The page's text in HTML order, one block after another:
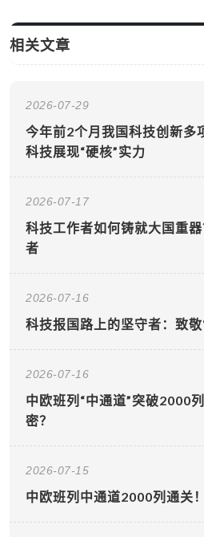
相关文章
2026-07-29
今年前2个月我国科技创新多
科技展现“硬核”实力
2026-07-17
科技工作者如何铸就大国重
者
2026-07-16
科技报国路上的坚守者：致
2026-07-16
中欧班列“中通道”突破2000
密？
2026-07-15
中欧班列中通道2000列通关